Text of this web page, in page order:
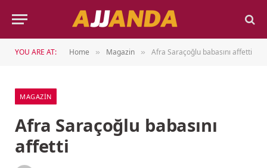
YOU ARE AT: Home » Magazin » Afra Saraçoğlu babasını affetti
MAGAZIN
Afra Saraçoğlu babasını
affetti